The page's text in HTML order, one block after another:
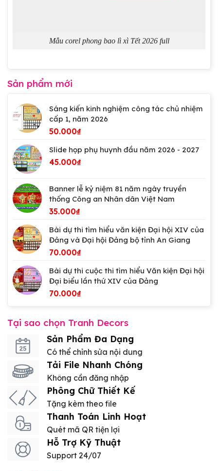
Mẫu corel phong bao lì xì Tết 2026 full
Sản phẩm mới
Sáng kiến kinh nghiệm công tác chủ nhiệm
cấp 1, năm 2026
50.000₫
Slide họp phụ huynh đầu năm 2026 - 2027
45.000₫
Banner lễ kỷ niệm 81 năm ngày truyền
thống Công an Nhân dân Việt Nam
35.000₫
Bài dự thi tìm hiểu văn kiện Đại hội XIV của
Đảng và Đại hội Đảng bộ tỉnh An Giang
70.000₫
Bài dự thi cuộc thi tìm hiểu Văn kiện Đại hội
Đại biểu lần thứ XIV của Đảng
70.000₫
Tại sao chọn Tranh Decors
Sản Phẩm Đa Dạng
Có thể chỉnh sửa nội dung
Tải File Nhanh Chóng
Không cần đăng nhập
Phông Chữ Thiết Kế
Tặng kèm theo file
Thanh Toán Linh Hoạt
Quét mã QR tiện lợi
Hỗ Trợ Kỹ Thuật
Support 24/07